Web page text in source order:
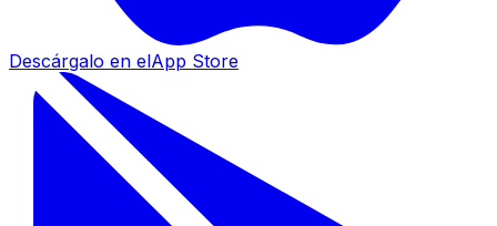
Descárgalo en elApp Store